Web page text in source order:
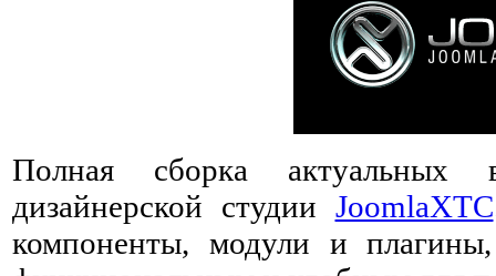
Полная сборка актуальных
дизайнерской студии JoomlaXTC
компоненты, модули и